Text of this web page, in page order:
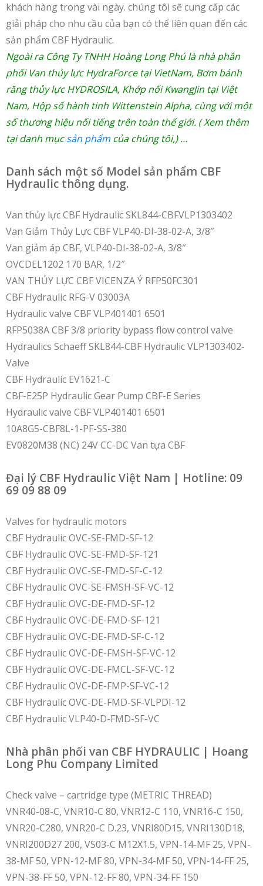
khách hàng trong vài ngày. chúng tôi sẽ cung cấp các
giải pháp cho nhu cầu của bạn có thể liên quan đến các
sản phẩm CBF Hydraulic.
Ngoài ra Công Ty TNHH Hoàng Long Phú là nhà phân
phối Van thủy lực HydraForce tại VietNam, Bơm bánh
răng thủy lực HYDROSILA, Khớp nối KwangJin tại Việt
Nam, Hộp số hành tinh Wittenstein Alpha, cùng với một
số thương hiệu nối tiếng trên toàn thế giới. ( Xem thêm
tại danh mụcsản phẩm của chúng tôi,) …
Danh sách một số Model sản phẩm CBF
Hydraulic thông dụng.
Van thủy lực CBF Hydraulic SKL844-CBFVLP1303402
Van Giảm Thủy Lực CBF VLP40-DI-38-02-A, 3/8″
Van giảm áp CBF, VLP40-DI-38-02-A, 3/8″
OVCDEL1202 170 BAR, 1/2″
VAN THỦY LỰC CBF VICENZA Ý RFP50FC301
CBF Hydraulic RFG-V 03003A
Hydraulic valve CBF VLP401401 6501
RFP5038A CBF 3/8 priority bypass flow control valve
Hydraulics Schaeff SKL844-CBF Hydraulic VLP1303402-
Valve
CBF Hydraulic EV1621-C
CBF-E25P Hydraulic Gear Pump CBF-E Series
Hydraulic valve CBF VLP401401 6501
10A8G5-CBF8L-1-PF-SS-380
EV0820M38 (NC) 24V CC-DC Van tựa CBF
Đại lý CBF Hydraulic Việt Nam | Hotline: 09
69 09 88 09
Valves for hydraulic motors
CBF Hydraulic OVC-SE-FMD-SF-12
CBF Hydraulic OVC-SE-FMD-SF-121
CBF Hydraulic OVC-SE-FMD-SF-C-12
CBF Hydraulic OVC-SE-FMSH-SF-VC-12
CBF Hydraulic OVC-DE-FMD-SF-12
CBF Hydraulic OVC-DE-FMD-SF-121
CBF Hydraulic OVC-DE-FMD-SF-C-12
CBF Hydraulic OVC-DE-FMSH-SF-VC-12
CBF Hydraulic OVC-DE-FMCL-SF-VC-12
CBF Hydraulic OVC-DE-FMP-SF-VC-12
CBF Hydraulic OVC-DE-FMD-SF-VLPDI-12
CBF Hydraulic VLP40-D-FMD-SF-VC
Nhà phân phối van CBF HYDRAULIC | Hoang
Long Phu Company Limited
Check valve – cartridge type (METRIC THREAD)
VNR40-08-C, VNR10-C 80, VNR12-C 110, VNR16-C 150,
VNR20-C280, VNR20-C D.23, VNRI80D15, VNRI130D18,
VNRI200D27 200, VS03-C M12X1.5, VPN-14-MF 25, VPN-
38-MF 50, VPN-12-MF 80, VPN-34-MF 50, VPN-14-FF 25,
VPN-38-FF 50, VPN-12-FF 80, VPN-34-FF 150